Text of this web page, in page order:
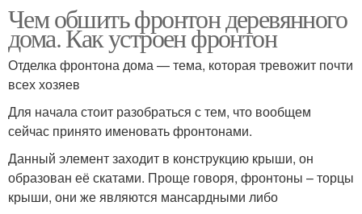
Чем обшить фронтон деревянного
дома. Как устроен фронтон
Отделка фронтона дома — тема, которая тревожит почти
всех хозяев
Для начала стоит разобраться с тем, что вообщем
сейчас принято именовать фронтонами.
Данный элемент заходит в конструкцию крыши, он
образован её скатами. Проще говоря, фронтоны – торцы
крыши, они же являются мансардными либо